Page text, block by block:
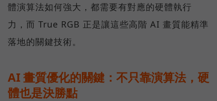
體演算法如何強大，都需要有對應的硬體執行
力，而 True RGB 正是讓這些高階 AI 畫質能精準
落地的關鍵技術。
AI 畫質優化的關鍵：不只靠演算法，硬
體也是決勝點